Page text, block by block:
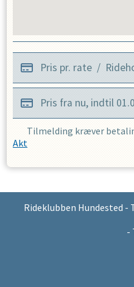
Pris pr. rate /
Pris fra nu, indtil
Tilmelding kræver
Akt
Rideklubben Hundested -
-